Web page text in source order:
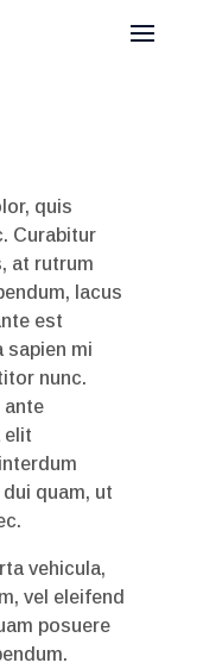
quis
Curabitur
at rutrum
lacus
est
sapien mi
nunc.
ante
elit
quam, ut
vehicula,
vel eleifend
posuere